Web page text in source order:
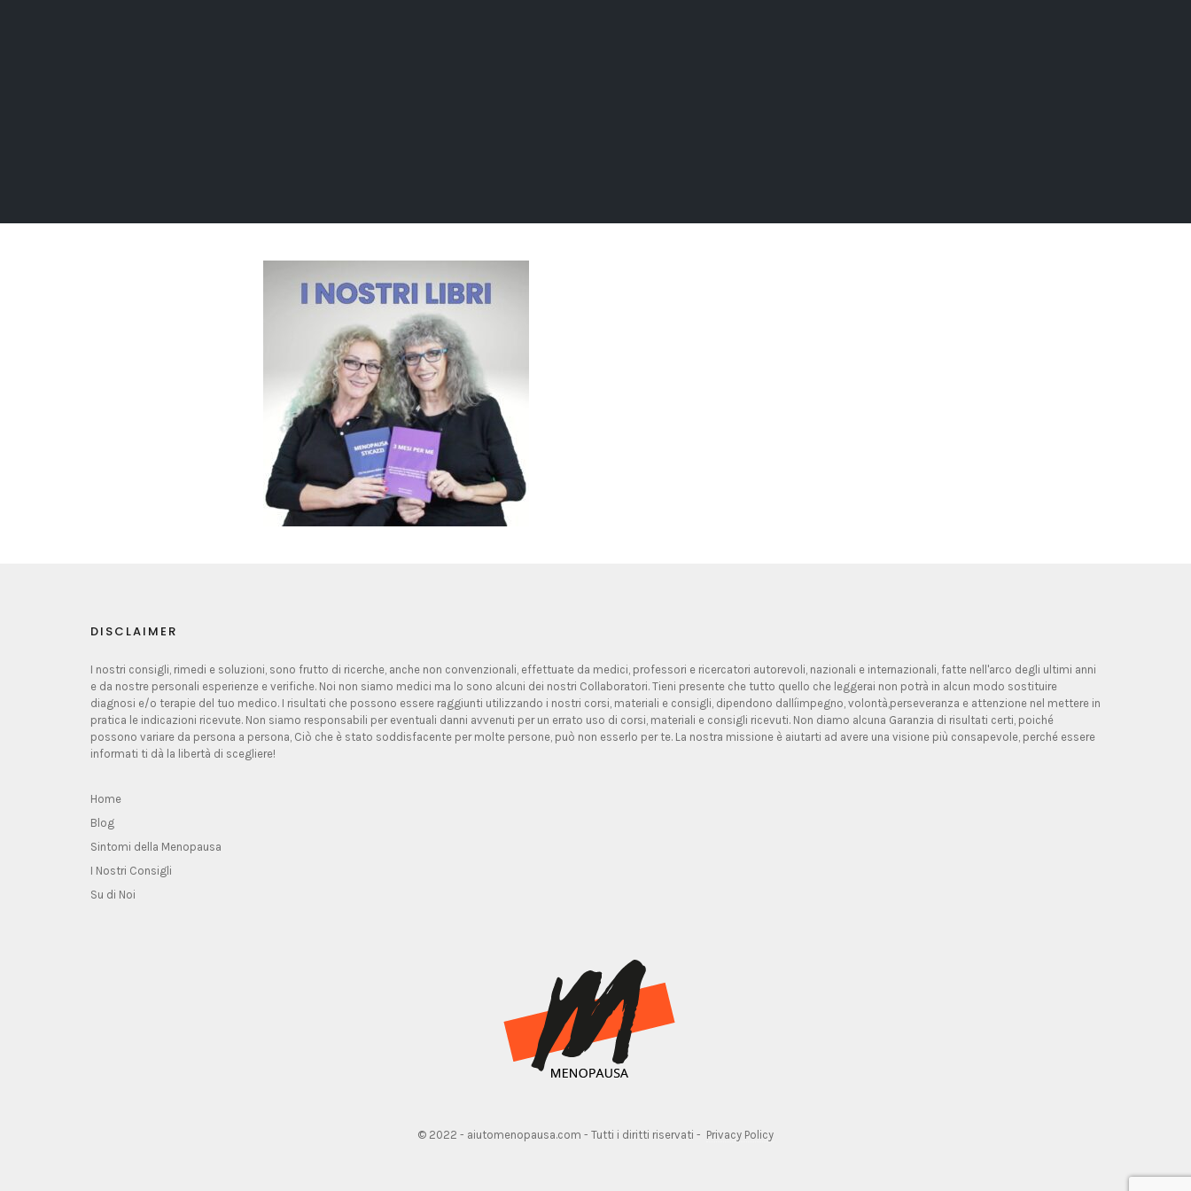
DISCLAIMER
I nostri consigli, rimedi e soluzioni, sono frutto di ricerche, anche non convenzionali, effettuate da medici, professori e ricercatori autorevoli, nazionali e internazionali, fatte nell'arco degli ultimi anni
e da nostre personali esperienze e verifiche. Noi non siamo medici ma lo sono alcuni dei nostri Collaboratori. Tieni presente che tutto quello che leggerai non potrà in alcun modo sostituire
diagnosi e/o terapie del tuo medico. I risultati che possono essere raggiunti utilizzando i nostri corsi, materiali e consigli, dipendono dallíimpegno, volontà,perseveranza e attenzione nel mettere in
pratica le indicazioni ricevute. Non siamo responsabili per eventuali danni avvenuti per un errato uso di corsi, materiali e consigli ricevuti. Non diamo alcuna Garanzia di risultati certi, poiché
possono variare da persona a persona, Ciò che è stato soddisfacente per molte persone, può non esserlo per te. La nostra missione è aiutarti ad avere una visione più consapevole, perché essere
informati ti dà la libertà di scegliere!
Home
Blog
Sintomi della Menopausa
I Nostri Consigli
Su di Noi
© 2022 - aiutomenopausa.com - Tutti i diritti riservati - Privacy Policy